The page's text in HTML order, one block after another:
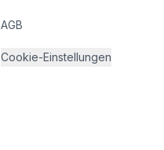
AGB
Cookie-Einstellungen